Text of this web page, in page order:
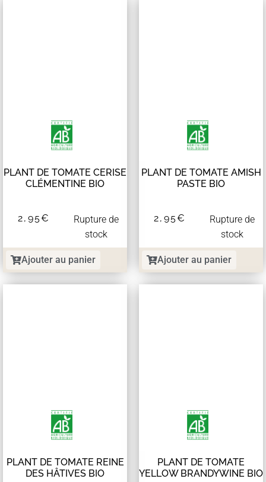
PLANT DE TOMATE CERISE
CLÉMENTINE BIO
2,95€
Rupture de
stock
Ajouter au panier
PLANT DE TOMATE AMISH
PASTE BIO
2,95€
Rupture de
stock
Ajouter au panier
PLANT DE TOMATE REINE
DES HÂTIVES BIO
PLANT DE TOMATE
YELLOW BRANDYWINE BIO